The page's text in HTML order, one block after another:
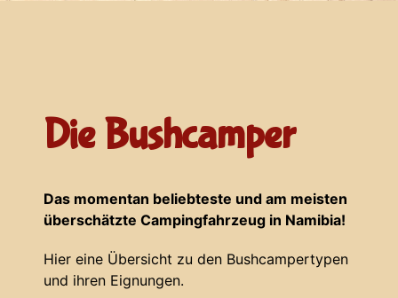
Die Bushcamper
Das momentan beliebteste und am meisten
überschätzte Campingfahrzeug in Namibia!
Hier eine Übersicht zu den Bushcampertypen
und ihren Eignungen.